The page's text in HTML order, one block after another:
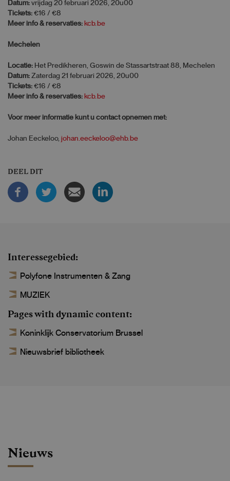
Datum: vrijdag 20 februari 2026, 20u00
Tickets: €16 / €8
Meer info & reservaties: kcb.be
Mechelen
Locatie: Het Predikheren, Goswin de Stassartstraat 88, Mechelen
Datum: Zaterdag 21 februari 2026, 20u00
Tickets: €16 / €8
Meer info & reservaties: kcb.be
Voor meer informatie kunt u contact opnemen met:
Johan Eeckeloo, johan.eeckeloo@ehb.be
DEEL DIT
Interessegebied
Polyfone Instrumenten & Zang
MUZIEK
Pages with dynamic content
Koninklijk Conservatorium Brussel
Nieuwsbrief bibliotheek
Nieuws